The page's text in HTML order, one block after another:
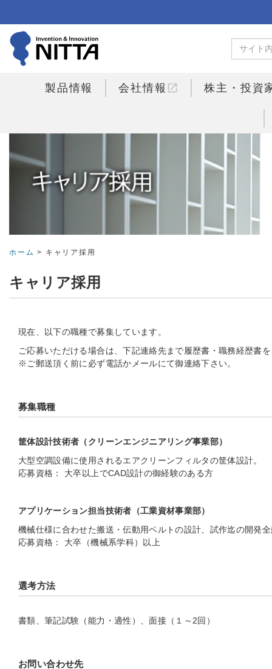
製品情報 会社情報 open_in_new 株主・投資
ホーム > キャリア採用
キャリア採用
現在、以下の職種で募集しています。
ご応募いただける場合は、下記連絡先まで履歴書・職務経歴書
※ご郵送頂く前に必ず電話かメールにて御連絡下さい。
募集職種
筐体設計技術者（クリーンエンジニアリング事業部）
大型空調設備に使用されるエアクリーンフィルタの筐体設計。
応募資格： 大卒以上でCAD設計の御経験のある方
アプリケーション担当技術者（工業資材事業部）
機械仕様に合わせた搬送・伝動用ベルトの設計、試作迄の開発
応募資格： 大卒（機械系学科）以上
選考方法
書類、筆記試験（能力・適性）、面接（１～2回）
お問い合わせ先